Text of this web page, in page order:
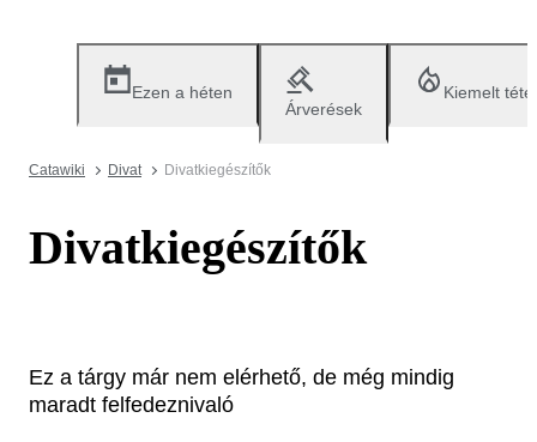
Ezen a héten
Árverések
Kiemelt
Catawiki Divat Divatkiegészítők
Divatkiegészítők
Ez a tárgy már nem elérhető, de még mindig
maradt felfedeznivaló